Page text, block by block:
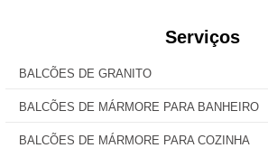
Serviços
BALCÕES DE GRANITO
BALCÕES DE MÁRMORE PARA BANHEIRO
BALCÕES DE MÁRMORE PARA COZINHA